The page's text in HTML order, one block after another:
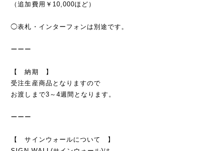
（追加費用￥10,000ほど）
◯表札・インターフォンは別途です。
ーーー
【 納期 】
受注生産商品となりますので
お渡しまで3～4週間となります。
ーーー
【 サインウォールについて 】